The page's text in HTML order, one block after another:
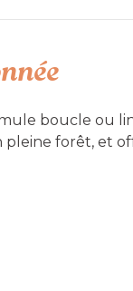
boucle ou
pleine forêt, et